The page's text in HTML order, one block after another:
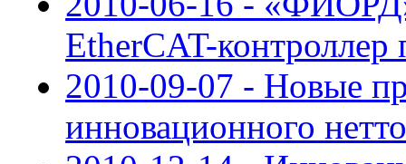
EtherCAT-
2010-09-07 - Новые
инновационного